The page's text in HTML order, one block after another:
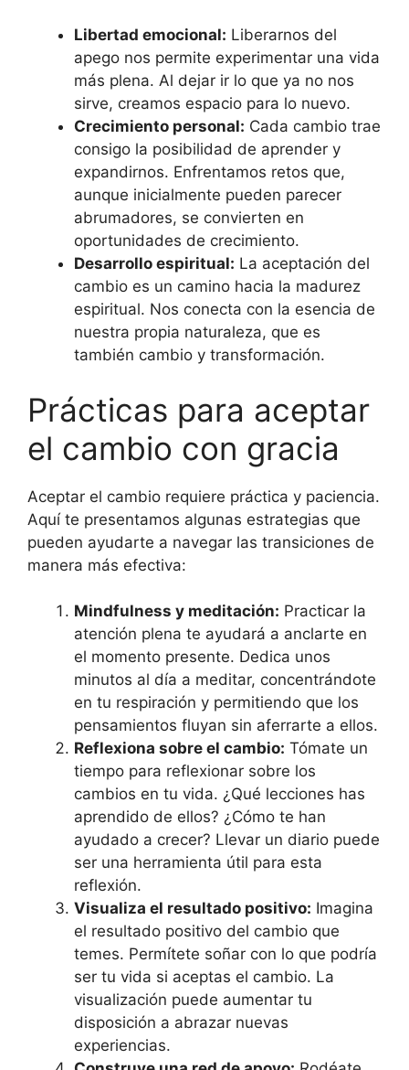
Libertad emocional: Liberarnos del
apego nos permite experimentar una vida
más plena. Al dejar ir lo que ya no nos
sirve, creamos espacio para lo nuevo.
Crecimiento personal: Cada cambio trae
consigo la posibilidad de aprender y
expandirnos. Enfrentamos retos que,
aunque inicialmente pueden parecer
abrumadores, se convierten en
oportunidades de crecimiento.
Desarrollo espiritual: La aceptación del
cambio es un camino hacia la madurez
espiritual. Nos conecta con la esencia de
nuestra propia naturaleza, que es
también cambio y transformación.
Prácticas para aceptar
el cambio con gracia
Aceptar el cambio requiere práctica y paciencia.
Aquí te presentamos algunas estrategias que
pueden ayudarte a navegar las transiciones de
manera más efectiva:
Mindfulness y meditación: Practicar la
atención plena te ayudará a anclarte en
el momento presente. Dedica unos
minutos al día a meditar, concentrándote
en tu respiración y permitiendo que los
pensamientos fluyan sin aferrarte a ellos.
Reflexiona sobre el cambio: Tómate un
tiempo para reflexionar sobre los
cambios en tu vida. ¿Qué lecciones has
aprendido de ellos? ¿Cómo te han
ayudado a crecer? Llevar un diario puede
ser una herramienta útil para esta
reflexión.
Visualiza el resultado positivo: Imagina
el resultado positivo del cambio que
temes. Permítete soñar con lo que podría
ser tu vida si aceptas el cambio. La
visualización puede aumentar tu
disposición a abrazar nuevas
experiencias.